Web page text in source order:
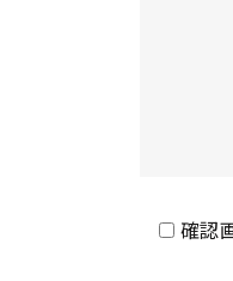
確認